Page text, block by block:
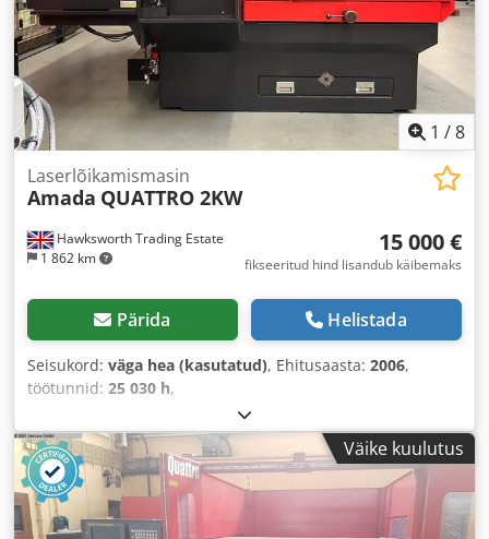
1 /8
Hawksworth Trading Estate
1 862 km
Laserlõikamismasin
Amada QUATTRO 2KW
15 000 €
fikseeritud hind lisandub käibemaks
Pärida Helistada
Seisukord: väga hea (kasutatud), Ehitusaasta: 2006,
töötunnid: 25 030 h,
Väike kuulutus